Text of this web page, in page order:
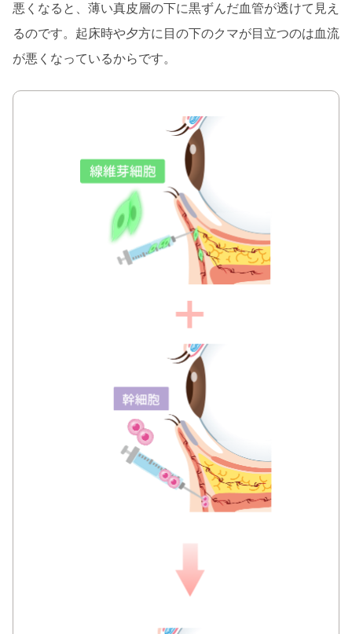
悪くなると、 薄い真皮層の下に黒ずんだ血管が透けて見え
るのです。起床時や夕方に目の下のクマが目立つのは血流
が悪くなっているからです。